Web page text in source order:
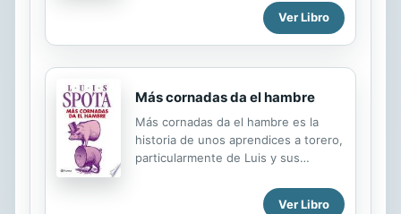
duerme. En una terapia de
constelación familiar alguien la
interroga: "Cuando vos eras chica,
recuerdo nítido: noches y noches en
las que se acostaba aterrada, alerta,
preparada para defenderse de ese
hombre que vivía en su casa y podría
matarla. Ella, que ahora es periodista,
inicia entonces la investigación más
importante de su vida: alcanzar una
Ver Libro
Más cornadas da el hambre
Más cornadas da el hambre es la
historia de unos aprendices a torero,
particularmente de Luis y sus
poder corrupto de los empresarios e
Ver Libro